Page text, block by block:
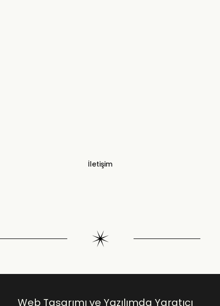
İletişim
Web Tasarımı ve Yazılımda Yaratıcı